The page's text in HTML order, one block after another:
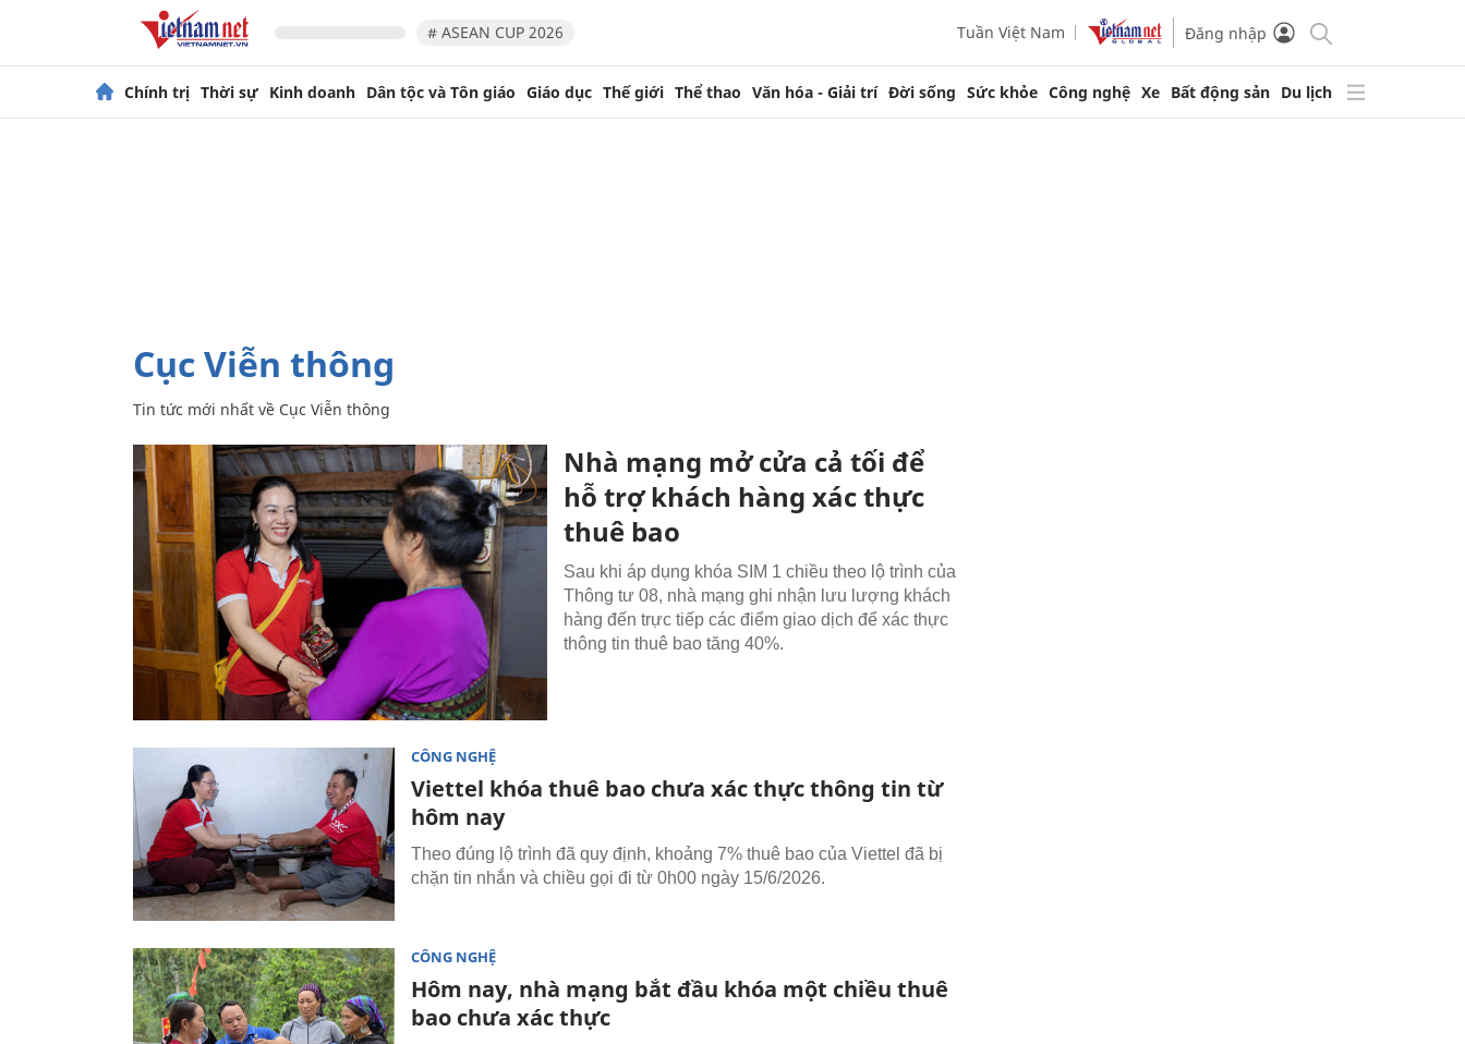
# ASEAN CUP 2026 Tuần Việt Nam Đăng nhập
Chính trị Thời sự Kinh doanh Dân tộc và Tôn giáo Giáo dục Thế giới Thể thao Văn hóa - Giải trí Đời sống Sức khỏe Công nghệ Xe Bất động sản Du lịch
Cục Viễn thông
Tin tức mới nhất về Cục Viễn thông
Nhà mạng mở cửa cả tối để
hỗ trợ khách hàng xác thực
thuê bao
Sau khi áp dụng khóa SIM 1 chiều theo lộ trình của
Thông tư 08, nhà mạng ghi nhận lưu lượng khách
hàng đến trực tiếp các điểm giao dịch để xác thực
thông tin thuê bao tăng 40%.
CÔNG NGHỆ
Viettel khóa thuê bao chưa xác thực thông tin từ
hôm nay
Theo đúng lộ trình đã quy định, khoảng 7% thuê bao của Viettel đã bị
chặn tin nhắn và chiều gọi đi từ 0h00 ngày 15/6/2026.
CÔNG NGHỆ
Hôm nay, nhà mạng bắt đầu khóa một chiều thuê
bao chưa xác thực